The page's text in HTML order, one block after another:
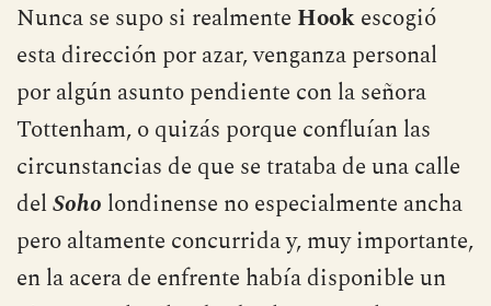
Nunca se supo si realmente Hookescogió
esta dirección por azar, venganza personal
por algún asunto pendiente con la señora
Tottenham, o quizás porque confluían las
circunstancias de que se trataba de una calle
delSoho londinense no especialmente ancha
pero altamente concurrida y, muy importante,
en la acera de enfrente había disponible un